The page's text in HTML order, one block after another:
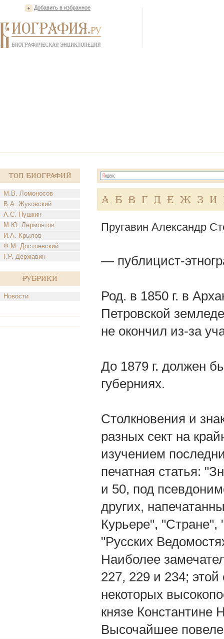
Добавить в избранное
Топ Биографий
М.В. Ломоносов
В.А. Жуковский
А.С. Пушкин
М.Ю. Лермонтов
И.А. Крылов
Ф.М. Достоевский
Г.Р. Державин
Рубрики
Новости
А Б В Г Д Е Ж З И
Пругавин Александр
— публицист-
Род. в 1850 г. в
Петровской
не окончил из-за
До 1879 г. должен
губерниях.
Столкновения и
разных сект на
изучением
печатная статья:
и 50, под
других,
Курьере",
"Русских
Наиболее
227, 229 и 234;
некоторых
князе Константине
Высочайшее